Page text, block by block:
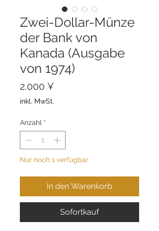
Zwei-Dollar-Münze
der Bank von
Kanada (Ausgabe
von 1974)
2.000 ¥
inkl. MwSt.
Anzahl *
Nur noch 1 verfügbar
In den Warenkorb
Sofortkauf